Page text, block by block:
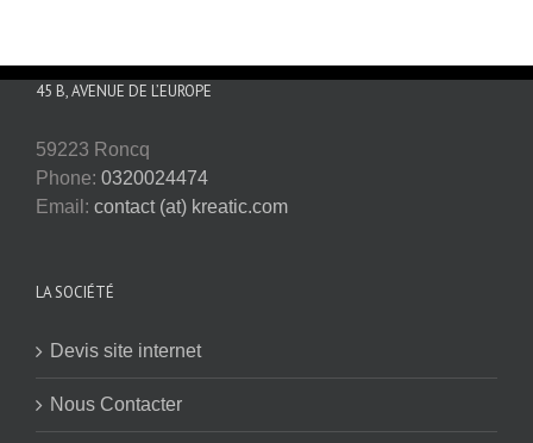
45 B, AVENUE DE L’EUROPE
59223 Roncq
Phone: 0320024474
Email: contact (at) kreatic.com
LA SOCIÉTÉ
Devis site internet
Nous Contacter